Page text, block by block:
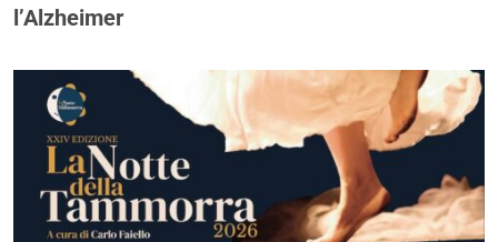
l’Alzheimer